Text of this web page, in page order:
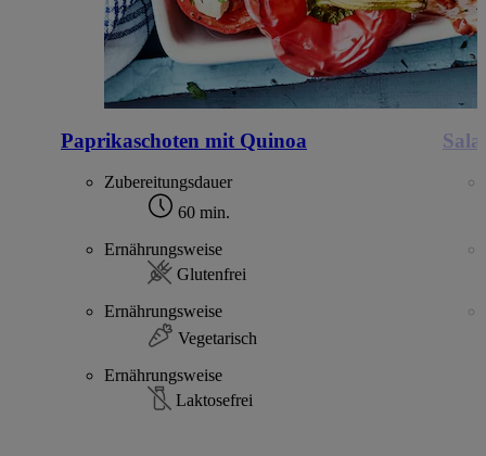
Paprikaschoten mit Quinoa
Zubereitungsdauer
60 min.
Ernährungsweise
Glutenfrei
Ernährungsweise
Vegetarisch
Ernährungsweise
Laktosefrei